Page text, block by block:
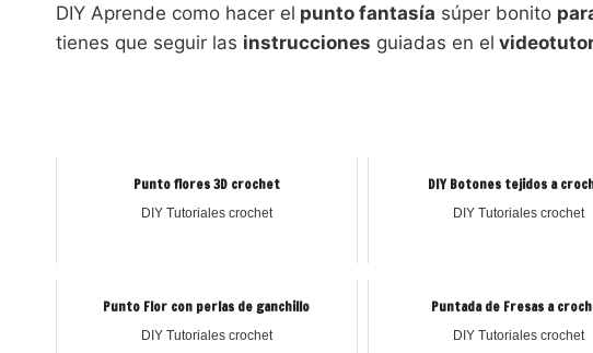
DIY Aprende como hacer el punto fantasía súper bonito
tienes que seguir las instrucciones guiadas en el
Punto flores 3D crochet
DIY Tutoriales crochet
DIY Botones tejidos a
DIY Tutoriales crochet
Punto Flor con perlas de ganchillo
DIY Tutoriales crochet
Puntada de Fresas a
DIY Tutoriales crochet